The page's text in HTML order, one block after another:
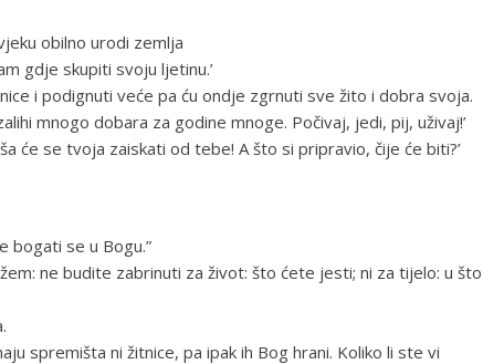
obilno urodi zemlja
gdje skupiti svoju ljetinu.’
i podignuti veće pa ću ondje zgrnuti sve žito i dobra svoja.
mnogo dobara za godine mnoge. Počivaj, jedi, pij, uživaj!’
će se tvoja zaiskati od tebe! A što si pripravio, čije će biti?’
bogati se u Bogu.”
ne budite zabrinuti za život: što ćete jesti; ni za tijelo: u što
spremišta ni žitnice, pa ipak ih Bog hrani. Koliko li ste vi